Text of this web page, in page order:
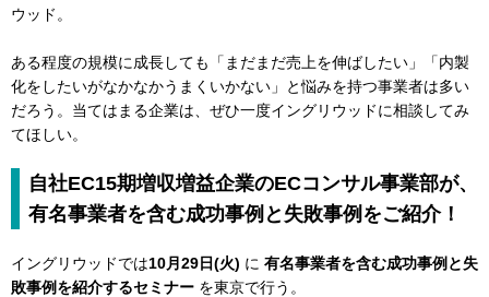
ウッド。
ある程度の規模に成長しても「まだまだ売上を伸ばしたい」「内製
化をしたいがなかなかうまくいかない」と悩みを持つ事業者は多い
だろう。当てはまる企業は、ぜひ一度イングリウッドに相談してみ
てほしい。
自社EC15期増収増益企業のECコンサル事業部が、
有名事業者を含む成功事例と失敗事例をご紹介！
イングリウッドでは10月29日(火) に 有名事業者を含む成功事例と失
敗事例を紹介するセミナー を東京で行う。